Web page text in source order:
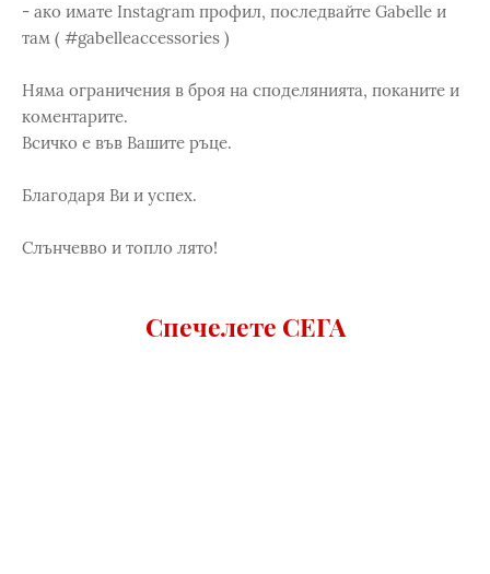
- ако имате Instagram профил, последвайте Gabelle и
там ( #gabelleaccessories )
Няма ограничения в броя на споделянията, поканите и
коментарите.
Всичко е във Вашите ръце.
Благодаря Ви и успех.
Слънчевво и топло лято!
Спечелете СЕГА